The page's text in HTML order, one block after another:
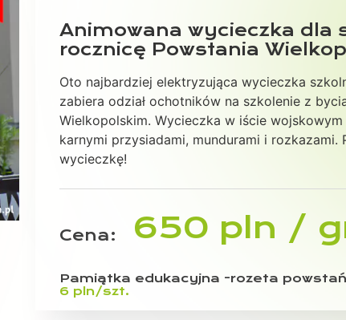
Animowana wycieczka dla
rocznicę Powstania
Oto najbardziej elektryzująca wycieczka
zabiera odział ochotników na szkolenie z
Wielkopolskim. Wycieczka w iście
karnymi przysiadami, mundurami i rozkazami.
wycieczkę!
Cena: 650 pln /
Pamiątka edukacyjna -rozeta
6 pln/szt.